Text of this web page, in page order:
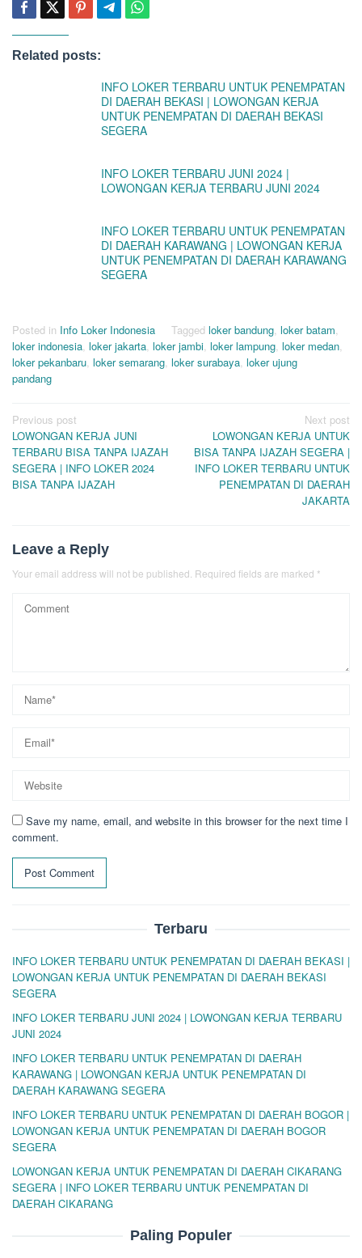
Related posts:
INFO LOKER TERBARU UNTUK PENEMPATAN
DI DAERAH BEKASI | LOWONGAN KERJA
UNTUK PENEMPATAN DI DAERAH BEKASI
SEGERA
INFO LOKER TERBARU JUNI 2024 |
LOWONGAN KERJA TERBARU JUNI 2024
INFO LOKER TERBARU UNTUK PENEMPATAN
DI DAERAH KARAWANG | LOWONGAN KERJA
UNTUK PENEMPATAN DI DAERAH KARAWANG
SEGERA
Posted in Info Loker Indonesia Tagged loker bandung, loker batam,
loker indonesia, loker jakarta, loker jambi, loker lampung, loker medan,
loker pekanbaru, loker semarang, loker surabaya, loker ujung
pandang
Post
navigation
Previous post
LOWONGAN KERJA JUNI
TERBARU BISA TANPA IJAZAH
SEGERA | INFO LOKER 2024
BISA TANPA IJAZAH
Next post
LOWONGAN KERJA UNTUK
BISA TANPA IJAZAH SEGERA |
INFO LOKER TERBARU UNTUK
PENEMPATAN DI DAERAH
JAKARTA
Leave a Reply
Your email address will not be published. Required fields are marked *
Save my name, email, and website in this browser for the next time I
comment.
Terbaru
INFO LOKER TERBARU UNTUK PENEMPATAN DI DAERAH BEKASI |
LOWONGAN KERJA UNTUK PENEMPATAN DI DAERAH BEKASI
SEGERA
INFO LOKER TERBARU JUNI 2024 | LOWONGAN KERJA TERBARU
JUNI 2024
INFO LOKER TERBARU UNTUK PENEMPATAN DI DAERAH
KARAWANG | LOWONGAN KERJA UNTUK PENEMPATAN DI
DAERAH KARAWANG SEGERA
INFO LOKER TERBARU UNTUK PENEMPATAN DI DAERAH BOGOR |
LOWONGAN KERJA UNTUK PENEMPATAN DI DAERAH BOGOR
SEGERA
LOWONGAN KERJA UNTUK PENEMPATAN DI DAERAH CIKARANG
SEGERA | INFO LOKER TERBARU UNTUK PENEMPATAN DI
DAERAH CIKARANG
Paling Populer